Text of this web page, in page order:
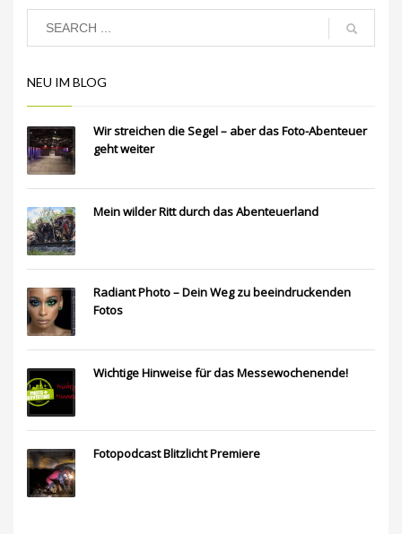
NEU IM BLOG
Wir streichen die Segel – aber das Foto-Abenteuer
geht weiter
Mein wilder Ritt durch das Abenteuerland
Radiant Photo – Dein Weg zu beeindruckenden
Fotos
Wichtige Hinweise für das Messewochenende!
Fotopodcast Blitzlicht Premiere